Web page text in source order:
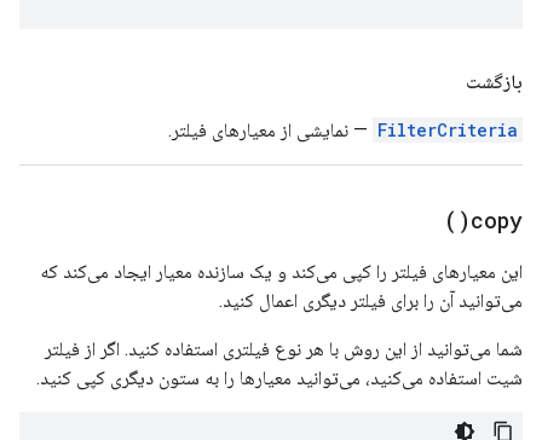
بازگشت
FilterCriteria — نمایشی از معیارهای فیلتر.
copy(
)
این معیارهای فیلتر را کپی می‌کند و یک سازنده معیار ایجاد می‌کند که
می‌توانید آن را برای فیلتر دیگری اعمال کنید.
شما می‌توانید از این روش با هر نوع فیلتری استفاده کنید. اگر از فیلتر
شیت استفاده می‌کنید، می‌توانید معیارها را به ستون دیگری کپی کنید.